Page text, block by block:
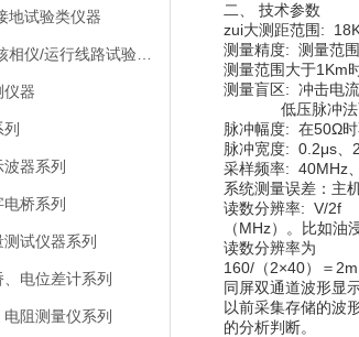
地试验类仪器
仪器
器系列
桥系列
试仪器系列
电位差计系列
阻测量仪系列
二、 技术参数
zui大测距范围:
测量精度: 测量范
测量范围大于1Km
测量盲区: 冲击电
低压脉冲法盲
脉冲幅度: 在50Ω时
脉冲宽度: 0.2μs、
采样频率: 40MHz
系统测量误差：主
读数分辨率: V/2f
（MHz）。比如
读数分辨率为
160/（2×40）＝2m
同屏双通道波形显
以前采集存储的波
的分析判断。